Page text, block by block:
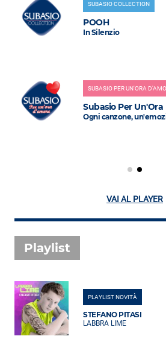
SUBASIO COLLECTION
POOH
In Silenzio
SUBASIO PER UN'ORA
Subasio Per
Ogni canzone,
VAI AL PLAYER
Playlist
PLAYLIST NOVITÀ
STEFANO PITASI
LABBRA LIME